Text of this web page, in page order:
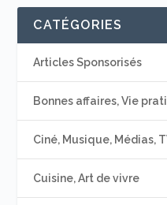
CATÉGORIES
Articles Sponsorisés
Bonnes affaires, Vie
Ciné, Musique, Médias,
Cuisine, Art de vivre